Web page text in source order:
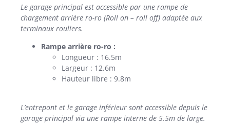
Le garage principal est accessible par une rampe de
chargement arrière ro-ro (Roll on – roll off) adaptée aux
terminaux rouliers.
Rampe arrière ro-ro :
Longueur : 16.5m
Largeur : 12.6m
Hauteur libre : 9.8m
L’entrepont et le garage inférieur sont accessible depuis le
garage principal via une rampe interne de 5.5m de large.